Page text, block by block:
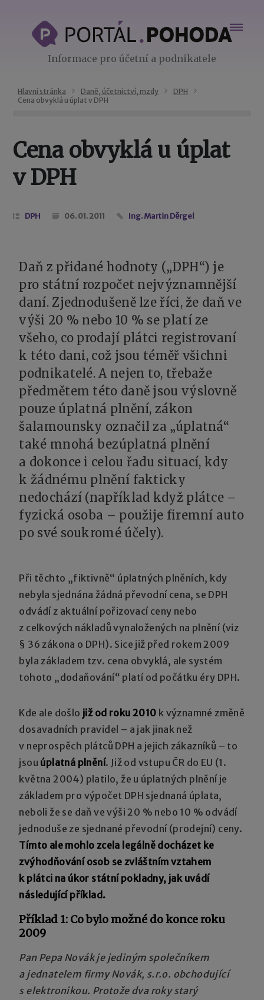
Informace pro účetní a podnikatele
Hlavní stránka Daně, účetnictví, mzdy
DPH
Cena obvyklá u úplat v DPH
Cena obvyklá u úplat
v DPH
DPH 06. 01. 2011 Ing. Martin Děrgel
Daň z přidané hodnoty („DPH“) je
pro státní rozpočet nejvýznamnější
daní. Zjednodušeně lze říci, že daň ve
výši 20 % nebo 10 % se platí ze
všeho, co prodají plátci registrovaní
k této dani, což jsou téměř všichni
podnikatelé. A nejen to, třebaže
předmětem této daně jsou výslovně
pouze úplatná plnění, zákon
šalamounsky označil za „úplatná“
také mnohá bezúplatná plnění
a dokonce i celou řadu situací, kdy
k žádnému plnění fakticky
nedochází (například když plátce –
fyzická osoba – použije firemní auto
po své soukromé účely).
Při těchto „fiktivně“ úplatných plněních, kdy
nebyla sjednána žádná převodní cena, se DPH
odvádí z aktuální pořizovací ceny nebo
z celkových nákladů vynaložených na plnění (viz
§ 36 zákona o DPH). Sice již před rokem 2009
byla základem tzv. cena obvyklá, ale systém
tohoto „dodaňování“ platí od počátku éry DPH.
Kde ale došlo již od roku 2010 k významné změně
dosavadních pravidel – a jak jinak než
v neprospěch plátců DPH a jejich zákazníků – to
jsou úplatná plnění. Již od vstupu ČR do EU (1.
května 2004) platilo, že u úplatných plnění je
základem pro výpočet DPH sjednaná úplata,
neboli že se daň ve výši 20 % nebo 10 % odvádí
jednoduše ze sjednané převodní (prodejní) ceny.
Tímto ale mohlo zcela legálně docházet ke
zvýhodňování osob se zvláštním vztahem
k plátci na úkor státní pokladny, jak uvádí
následující příklad.
Příklad 1: Co bylo možné do konce roku
2009
Pan Pepa Novák je jediným společníkem
a jednatelem firmy Novák, s.r.o. obchodující
s elektronikou. Protože dva roky starý